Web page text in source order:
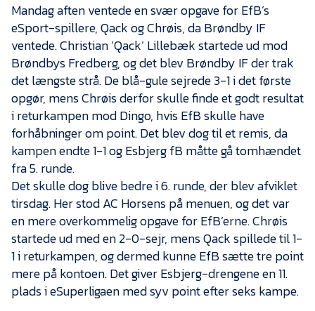
Kontakt
Job i EfB
Presse
Mandag aften ventede en svær opgave for EfB’s
eSport-spillere, Qack og Chrøis, da Brøndby IF
ventede. Christian ‘Qack’ Lillebæk startede ud mod
Brøndbys Fredberg, og det blev Brøndby IF der trak
det længste strå. De blå-gule sejrede 3-1 i det første
opgør, mens Chrøis derfor skulle finde et godt resultat
i returkampen mod Dingo, hvis EfB skulle have
forhåbninger om point. Det blev dog til et remis, da
kampen endte 1-1 og Esbjerg fB måtte gå tomhændet
fra 5. runde.
Det skulle dog blive bedre i 6. runde, der blev afviklet
tirsdag. Her stod AC Horsens på menuen, og det var
en mere overkommelig opgave for EfB’erne. Chrøis
startede ud med en 2-0-sejr, mens Qack spillede til 1-
1 i returkampen, og dermed kunne EfB sætte tre point
mere på kontoen. Det giver Esbjerg-drengene en 11.
plads i eSuperligaen med syv point efter seks kampe.